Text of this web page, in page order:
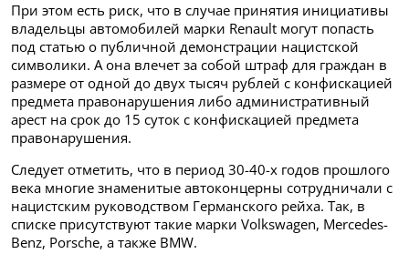
При этом есть риск, что в случае принятия инициативы
владельцы автомобилей марки Renault могут попасть
под статью о публичной демонстрации нацистской
символики. А она влечет за собой штраф для граждан в
размере от одной до двух тысяч рублей с конфискацией
предмета правонарушения либо административный
арест на срок до 15 суток с конфискацией предмета
правонарушения.
Следует отметить, что в период 30-40-х годов прошлого
века многие знаменитые автоконцерны сотрудничали с
нацистским руководством Германского рейха. Так, в
списке присутствуют такие марки Volkswagen, Mercedes-
Benz, Porsche, а также BMW.